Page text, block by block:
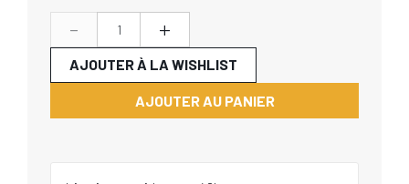
- +
AJOUTER AU PANIER
AJOUTER À LA WISHLIST